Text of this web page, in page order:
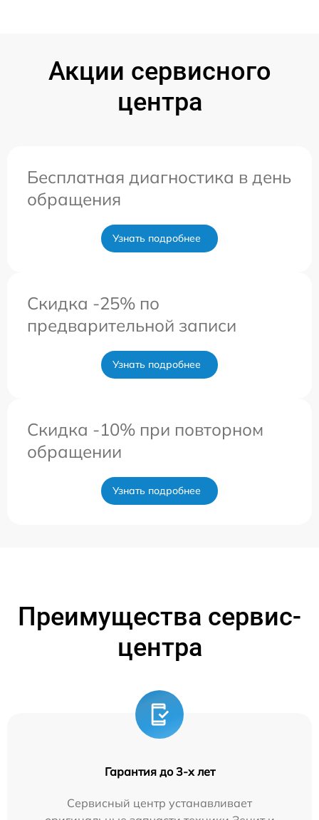
Акции сервисного
центра
Бесплатная диагностика в день
обращения
Узнать подробнее
Скидка -25% по
предварительной записи
Узнать подробнее
Скидка -10% при повторном
обращении
Узнать подробнее
Преимущества сервис-
центра
Гарантия до 3-х лет
Сервисный центр устанавливает